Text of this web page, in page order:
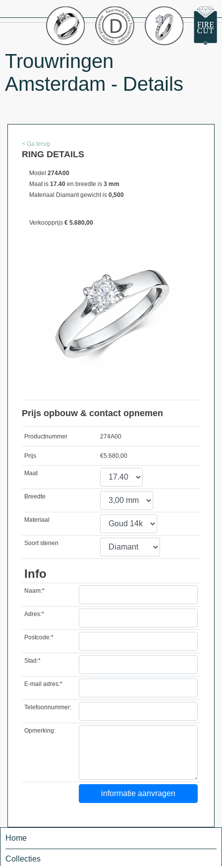
Trouwringen
Amsterdam - Details
< Ga terug
RING DETAILS
Model 274A00
Maat is 17.40 en breedte is 3 mm
Materiaal Diamant gewicht is 0,500
Verkoopprijs € 5.680,00
Prijs opbouw & contact opnemen
Productnummer 274A00
Prijs €5.680,00
Maat
Breedte
Materiaal
Soort stenen
Info
Naam:*
Adres:*
Postcode:*
Stad:*
E-mail adres:*
Telefoonnummer:
Opmerking:
Home
Collecties